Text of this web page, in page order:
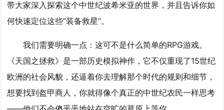
带大家深入探索这个中世纪波希米亚的世界，并且告诉你如
何快速定位这些“装备救星”。
我们需要明确一点：这可不是什么简单的RPG游戏。
《天国之拯救》是一部历史模拟神作，它不仅重现了15世纪
欧洲的社会风貌，还逼着你去理解那个时代的规则和细节，
想要找到盔甲商人，你就得像个真正的中世纪农民一样思考